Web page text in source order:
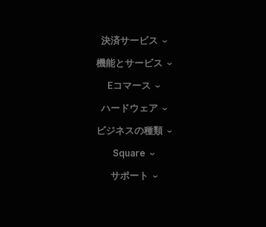
決済サービス
機能とサービス
Eコマース
ハードウェア
ビジネスの種類
Square
サポート